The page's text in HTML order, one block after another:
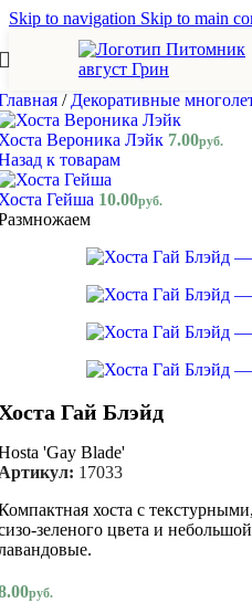
Skip to navigation Skip to main
/ Декоративные
Вероника Лэйк 7.00руб.
к товарам
Гейша 10.00руб.
Гай Блэйд
'Gay Blade'
17033
хоста с
зеленого цвета и
руб.